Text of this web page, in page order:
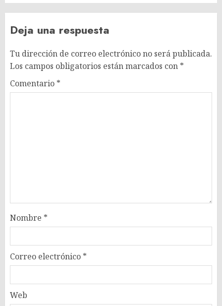
Deja una respuesta
Tu dirección de correo electrónico no será publicada.
Los campos obligatorios están marcados con *
Comentario *
Nombre *
Correo electrónico *
Web